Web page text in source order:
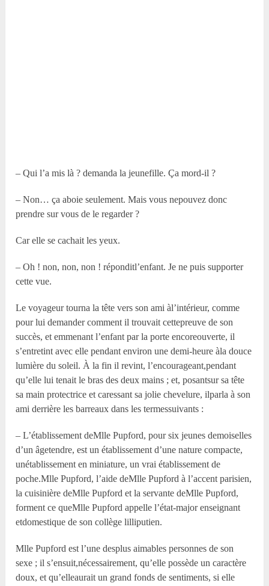
– Qui l’a mis là ? demanda la jeunefille. Ça mord-il ?
– Non… ça aboie seulement. Mais vous nepouvez donc
prendre sur vous de le regarder ?
Car elle se cachait les yeux.
– Oh ! non, non, non ! réponditl’enfant. Je ne puis supporter
cette vue.
Le voyageur tourna la tête vers son ami àl’intérieur, comme
pour lui demander comment il trouvait cettepreuve de son
succès, et emmenant l’enfant par la porte encoreouverte, il
s’entretint avec elle pendant environ une demi-heure àla douce
lumière du soleil. À la fin il revint, l’encourageant,pendant
qu’elle lui tenait le bras des deux mains ; et, posantsur sa tête
sa main protectrice et caressant sa jolie chevelure, ilparla à son
ami derrière les barreaux dans les termessuivants :
– L’établissement deMlle Pupford, pour six jeunes demoiselles
d’un âgetendre, est un établissement d’une nature compacte,
unétablissement en miniature, un vrai établissement de
poche.Mlle Pupford, l’aide deMlle Pupford à l’accent parisien,
la cuisinière deMlle Pupford et la servante deMlle Pupford,
forment ce queMlle Pupford appelle l’état-major enseignant
etdomestique de son collège lilliputien.
Mlle Pupford est l’une desplus aimables personnes de son
sexe ; il s’ensuit,nécessairement, qu’elle possède un caractère
doux, et qu’elleaurait un grand fonds de sentiments, si elle